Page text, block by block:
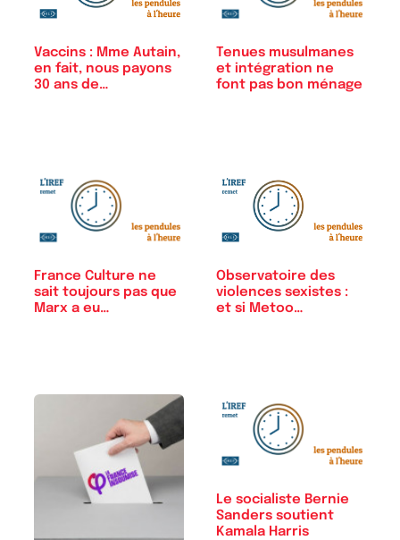
Vaccins : Mme Autain,
en fait, nous payons
30 ans de…
Tenues musulmanes
et intégration ne
font pas bon ménage
France Culture ne
sait toujours pas que
Marx a eu…
Observatoire des
violences sexistes :
et si Metoo…
Le socialiste Bernie
Sanders soutient
Kamala Harris